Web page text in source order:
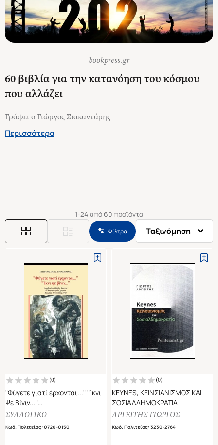
bookpress.gr
60 βιβλία για την κατανόηση του κόσμου
που αλλάζει
Γράφει ο Γιώργος Σιακαντάρης
Περισσότερα
1-24 από 60 προϊόντα
Φίλτρα Ταξινόμηση
(0)
"Φύγετε γιατί έρχονται..." "Ίκνι
Ψε Βίνιν..."
Δόμβραινα, Θίσβη, Χώστια, το
Αύγουστος 1943
ΣΥΛΛΟΓΙΚΟ
Κωδ. Πολιτείας:0720-0150
(0)
KEYNES, ΚΕΙΝΣΙΑΝΙΣΜΟΣ ΚΑΙ
ΣΟΣΙΑΛΔΗΜΟΚΡΑΤΙΑ
ΑΡΓΕΙΤΗΣ ΓΙΩΡΓΟΣ
Κωδ. Πολιτείας:3230-2764